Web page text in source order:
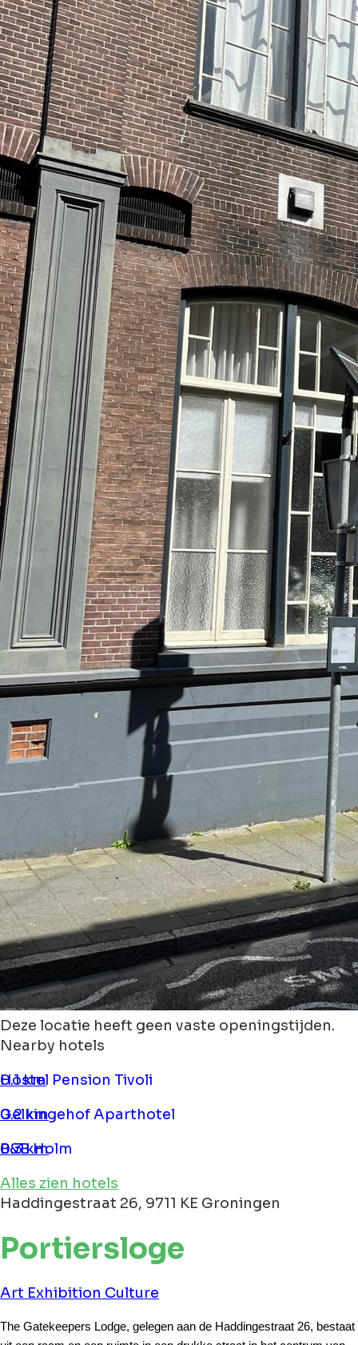
Deze locatie heeft geen vaste openingstijden.
Nearby hotels
Hostel Pension Tivoli
0.1 km
Gelkingehof Aparthotel
0.2 km
B&B Holm
0.3 km
Alles zien hotels
Haddingestraat 26, 9711 KE Groningen
Portiersloge
Art Exhibition Culture
The Gatekeepers Lodge, gelegen aan de Haddingestraat 26, bestaat